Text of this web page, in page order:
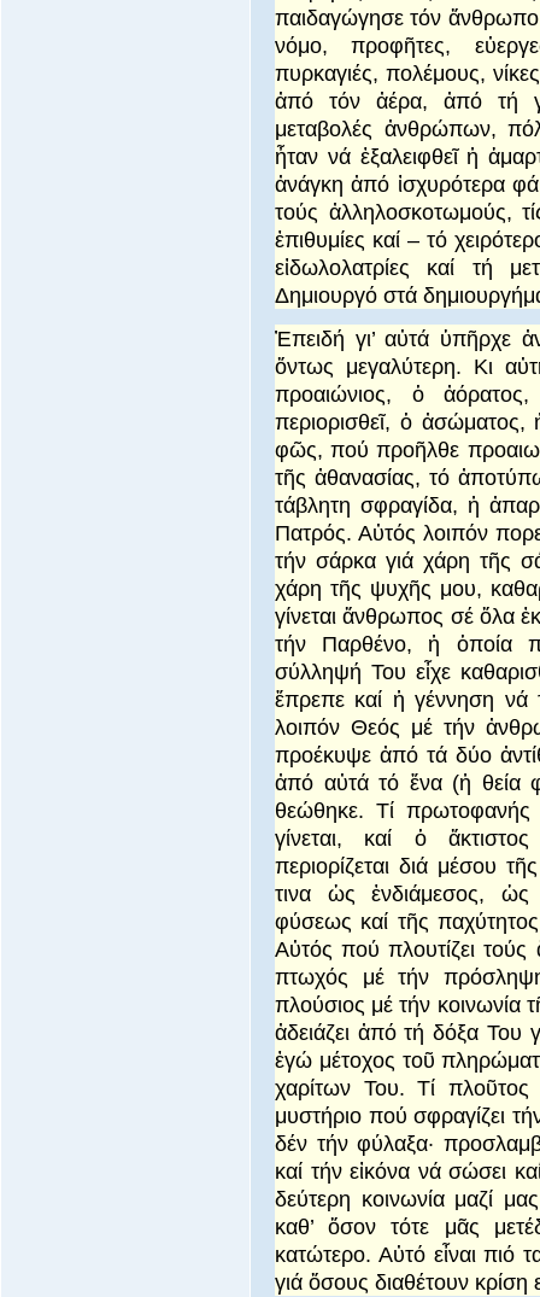
παιδαγώγησε τόν
νόμο, προφῆτες,
πυρκαγιές, πολέμους,
ἀπό τόν ἀέρα, ἀπό τή
μεταβολές ἀνθρώπων,
ἦταν νά ἐξαλειφθεῖ ἡ
ἀνάγκη ἀπό ἰσχυρότερα
τούς ἀλληλοσκοτωμούς,
ἐπιθυμίες καί – τό
εἰδωλολατρίες καί τή
Δημιουργό στά
Ἐπειδή γι’ αὐτά ὑπῆρχε
ὄντως μεγαλύτερη. Κι
προαιώνιος, ὁ
περιορισθεῖ, ὁ
φῶς, πού προῆλθε
τῆς ἀθανασίας, τό
τάβλητη σφραγίδα, ἡ
Πατρός. Αὐτός λοιπόν
τήν σάρκα γιά χάρη τῆς
χάρη τῆς ψυχῆς μου,
γίνεται ἄνθρωπος σέ ὅλα
τήν Παρθένο, ἡ ὁποία
σύλληψή Του εἶχε
ἔπρεπε καί ἡ γέννηση νά
λοιπόν Θεός μέ τήν
προέκυψε ἀπό τά δύο
ἀπό αὐτά τό ἕνα (ἡ θεία
θεώθηκε. Τί
γίνεται, καί ὁ
περιορίζεται διά μέσου
τινα ὡς ἐνδιάμεσος, ὡς
φύσεως καί τῆς
Αὐτός πού πλουτίζει τούς
πτωχός μέ τήν
πλούσιος μέ τήν κοινωνία
ἀδειάζει ἀπό τή δόξα Του
ἐγώ μέτοχος τοῦ
χαρίτων Του. Τί πλοῦτος
μυστήριο πού σφραγίζει
δέν τήν φύλαξα·
καί τήν εἰκόνα νά σώσει
δεύτερη κοινωνία μαζί
καθ’ ὅσον τότε μᾶς
κατώτερο. Αὐτό εἶναι πιό
γιά ὅσους διαθέτουν κρίση